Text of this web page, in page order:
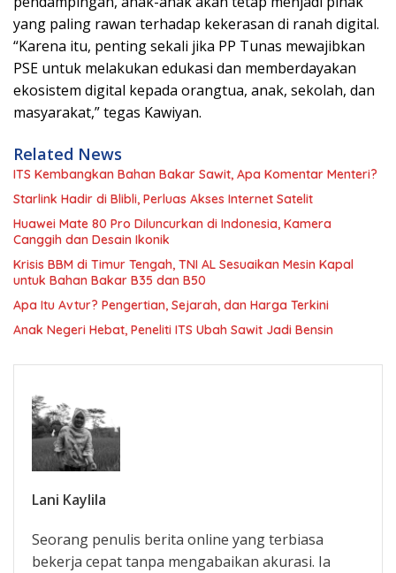
yang paling rawan terhadap kekerasan di ranah digital.
“Karena itu, penting sekali jika PP Tunas mewajibkan
PSE untuk melakukan edukasi dan memberdayakan
ekosistem digital kepada orangtua, anak, sekolah, dan
masyarakat,” tegas Kawiyan.
Related News
ITS Kembangkan Bahan Bakar Sawit, Apa Komentar Menteri?
Starlink Hadir di Blibli, Perluas Akses Internet Satelit
Huawei Mate 80 Pro Diluncurkan di Indonesia, Kamera
Canggih dan Desain Ikonik
Krisis BBM di Timur Tengah, TNI AL Sesuaikan Mesin Kapal
untuk Bahan Bakar B35 dan B50
Apa Itu Avtur? Pengertian, Sejarah, dan Harga Terkini
Anak Negeri Hebat, Peneliti ITS Ubah Sawit Jadi Bensin
Lani Kaylila
Seorang penulis berita online yang terbiasa
bekerja cepat tanpa mengabaikan akurasi. Ia